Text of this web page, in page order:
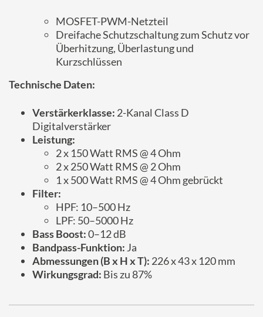
MOSFET-PWM-Netzteil
Dreifache Schutzschaltung zum Schutz vor
Überhitzung, Überlastung und
Kurzschlüssen
Technische Daten:
Verstärkerklasse: 2-Kanal Class D
Digitalverstärker
Leistung:
2 x 150 Watt RMS @ 4 Ohm
2 x 250 Watt RMS @ 2 Ohm
1 x 500 Watt RMS @ 4 Ohm gebrückt
Filter:
HPF: 10–500 Hz
LPF: 50–5000 Hz
Bass Boost:0–12 dB
Bandpass-Funktion: Ja
Abmessungen (B x H x T): 226 x 43 x 120 mm
Wirkungsgrad: Bis zu 87%